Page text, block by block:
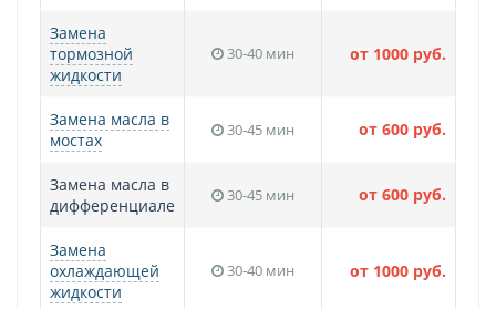
Замена
тормозной
жидкости
30-40 мин от 1000 руб.
Замена масла в
мостах
30-45 мин от 600 руб.
Замена масла в
дифференциале
30-45 мин от 600 руб.
Замена
охлаждающей
жидкости
30-40 мин от 1000 руб.